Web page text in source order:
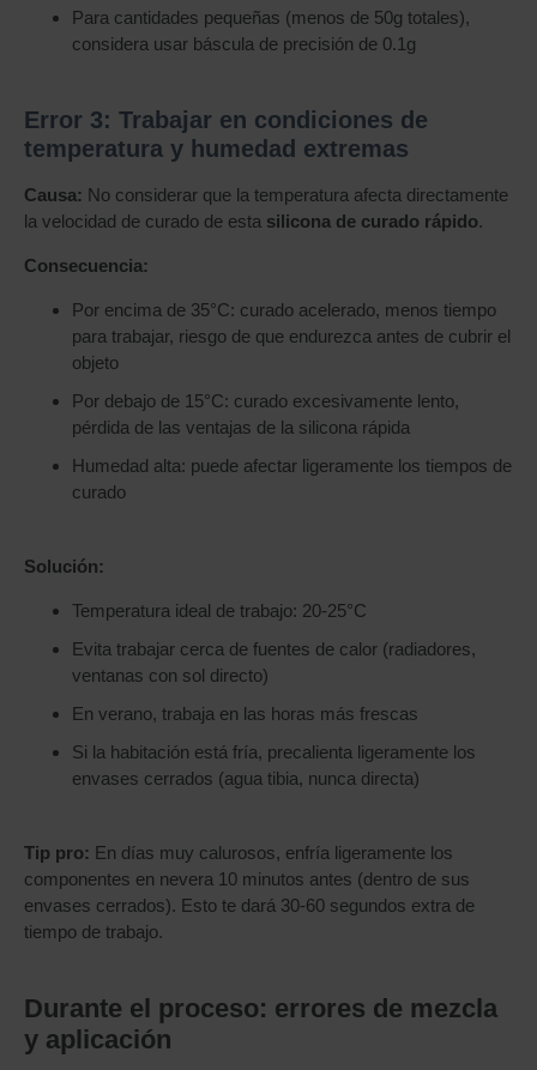
Para cantidades pequeñas (menos de 50g totales),
considera usar báscula de precisión de 0.1g
Error 3: Trabajar en condiciones de
temperatura y humedad extremas
Causa: No considerar que la temperatura afecta directamente
la velocidad de curado de esta silicona de curado rápido.
Consecuencia:
Por encima de 35°C: curado acelerado, menos tiempo
para trabajar, riesgo de que endurezca antes de cubrir el
objeto
Por debajo de 15°C: curado excesivamente lento,
pérdida de las ventajas de la silicona rápida
Humedad alta: puede afectar ligeramente los tiempos de
curado
Solución:
Temperatura ideal de trabajo: 20-25°C
Evita trabajar cerca de fuentes de calor (radiadores,
ventanas con sol directo)
En verano, trabaja en las horas más frescas
Si la habitación está fría, precalienta ligeramente los
envases cerrados (agua tibia, nunca directa)
Tip pro: En días muy calurosos, enfría ligeramente los
componentes en nevera 10 minutos antes (dentro de sus
envases cerrados). Esto te dará 30-60 segundos extra de
tiempo de trabajo.
Durante el proceso: errores de mezcla
y aplicación